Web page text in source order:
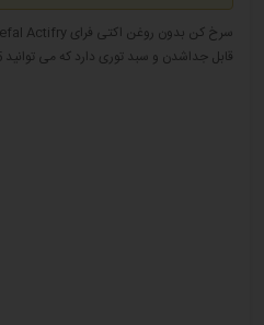
قابل جداشدن و سبد توری دارد که می توانید 1.5کیلوگرم سیب زمینی سرخ شده با روغن کمتر از 3 درصد با استفاده از این سرخ کن تهیه کنید.